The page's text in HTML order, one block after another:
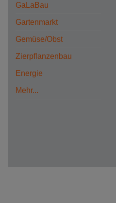
GaLaBau
Gartenmarkt
Gemüse/Obst
Zierpflanzenbau
Energie
Mehr...